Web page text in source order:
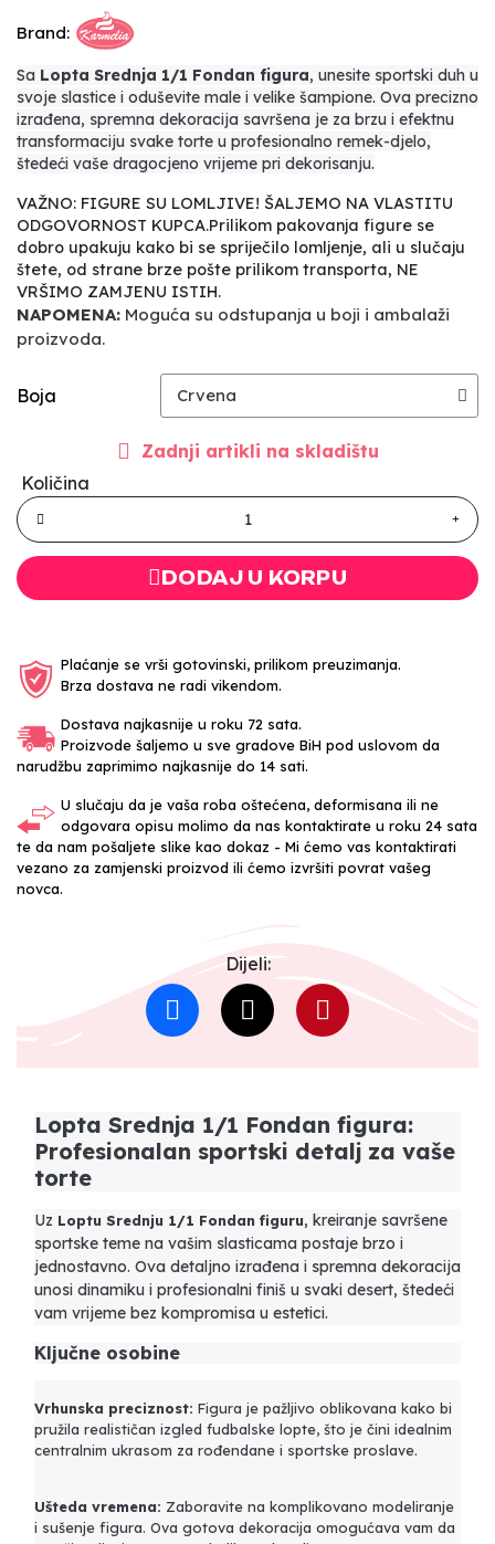
Brand:
Sa Lopta Srednja 1/1 Fondan figura, unesite sportski duh u
svoje slastice i oduševite male i velike šampione. Ova precizno
izrađena, spremna dekoracija savršena je za brzu i efektnu
transformaciju svake torte u profesionalno remek-djelo,
štedeći vaše dragocjeno vrijeme pri dekorisanju.
VAŽNO: FIGURE SU LOMLJIVE! ŠALJEMO NA VLASTITU
ODGOVORNOST KUPCA.Prilikom pakovanja figure se
dobro upakuju kako bi se spriječilo lomljenje, ali u slučaju
štete, od strane brze pošte prilikom transporta, NE
VRŠIMO ZAMJENU ISTIH.
NAPOMENA: Moguća su odstupanja u boji i ambalaži
proizvoda.
Boja
Zadnji artikli na skladištu
Količina
DODAJ U KORPU
Plaćanje se vrši gotovinski, prilikom preuzimanja.
Brza dostava ne radi vikendom.
Dostava najkasnije u roku 72 sata.
Proizvode šaljemo u sve gradove BiH pod uslovom da
narudžbu zaprimimo najkasnije do 14 sati.
U slučaju da je vaša roba oštećena, deformisana ili ne
odgovara opisu molimo da nas kontaktirate u roku 24 sata
te da nam pošaljete slike kao dokaz - Mi ćemo vas kontaktirati
vezano za zamjenski proizvod ili ćemo izvršiti povrat vašeg
novca.
Dijeli:
Lopta Srednja 1/1 Fondan figura:
Profesionalan sportski detalj za vaše
torte
Uz Loptu Srednju 1/1 Fondan figuru, kreiranje savršene
sportske teme na vašim slasticama postaje brzo i
jednostavno. Ova detaljno izrađena i spremna dekoracija
unosi dinamiku i profesionalni finiš u svaki desert, štedeći
vam vrijeme bez kompromisa u estetici.
Ključne osobine
Vrhunska preciznost: Figura je pažljivo oblikovana kako bi
pružila realističan izgled fudbalske lopte, što je čini idealnim
centralnim ukrasom za rođendane i sportske proslave.
Ušteda vremena: Zaboravite na komplikovano modeliranje
i sušenje figura. Ova gotova dekoracija omogućava vam da